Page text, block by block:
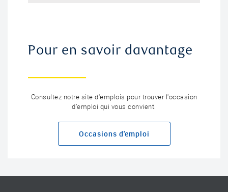
Pour en savoir davantage
Consultez notre site d'emplois pour trouver l'occasion
d’emploi qui vous convient.
Occasions d'emploi